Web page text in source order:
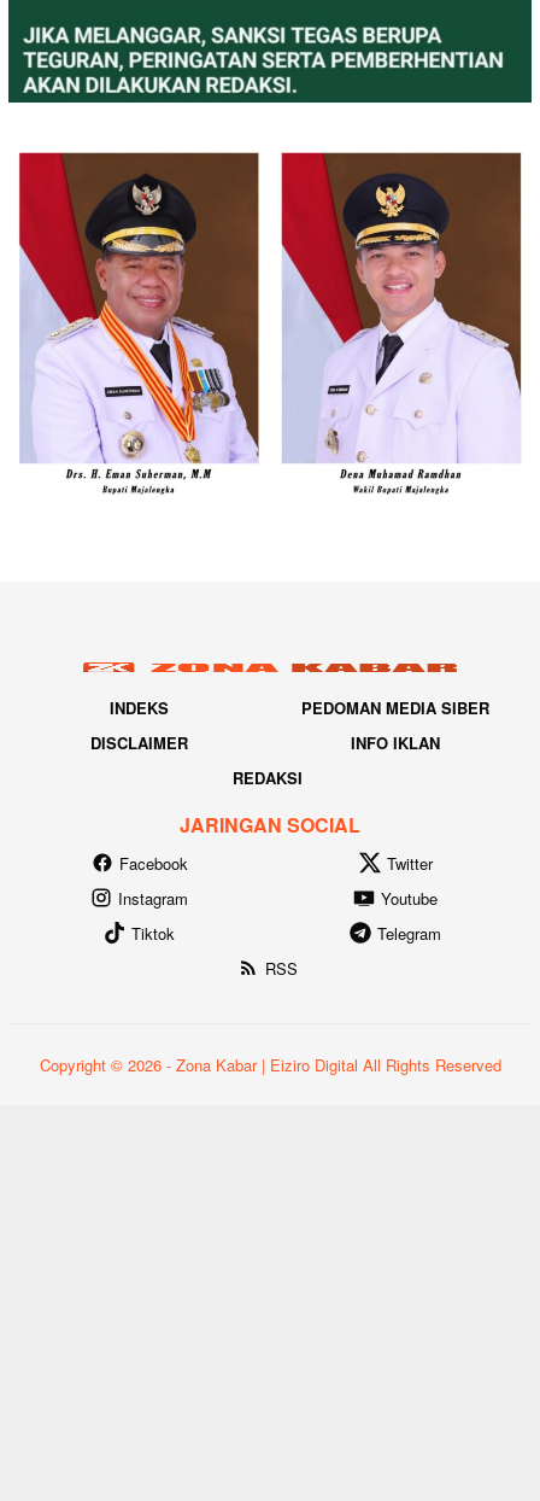
INDEKS
PEDOMAN MEDIA SIBER
DISCLAIMER
INFO IKLAN
REDAKSI
JARINGAN SOCIAL
Facebook
Twitter
Instagram
Youtube
Tiktok
Telegram
RSS
Copyright © 2026 - Zona Kabar | Eiziro Digital All Rights Reserved